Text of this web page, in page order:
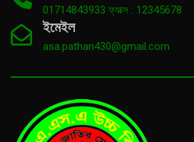
01714843933 ফ্যাক্স : 12345678
ইমেইল
asa.pathan430@gmail.com